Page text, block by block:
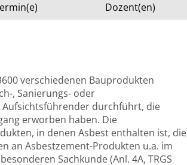
Dozent(en)
verschiedenen Bauprodukten
, Sanierungs- oder
durchführt, die
erworben haben. Die
in denen Asbest enthalten ist, die
an Asbestzement-Produkten u.a. im
Sachkunde (Anl. 4A, TRGS